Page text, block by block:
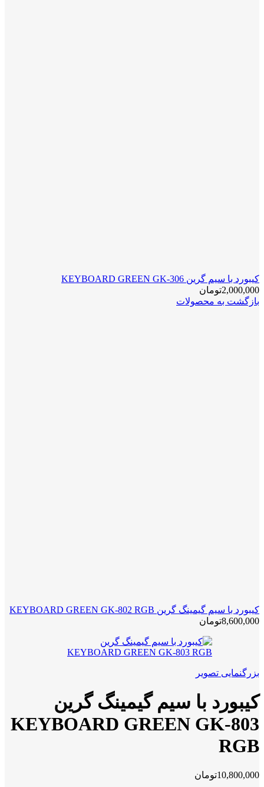
کیبورد با سیم گرین KEYBOARD GREEN GK-306
2,000,000تومان
بازگشت به محصولات
کیبورد با سیم گیمینگ گرین KEYBOARD GREEN GK-802 RGB
8,600,000تومان
بزرگنمایی تصویر
کیبورد با سیم گیمینگ گرین
KEYBOARD GREEN GK-803
RGB
10,800,000تومان